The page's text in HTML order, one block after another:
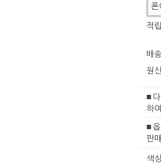
폰
적
배
원
■
하
■
판
색